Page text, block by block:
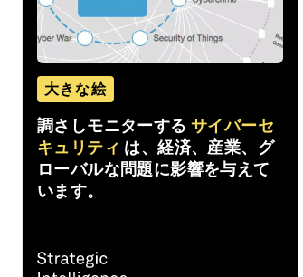
大きな絵
調さしモニターする サイバーセ
キュリティ は、経済、産業、グ
ローバルな問題に影響を与えて
います。